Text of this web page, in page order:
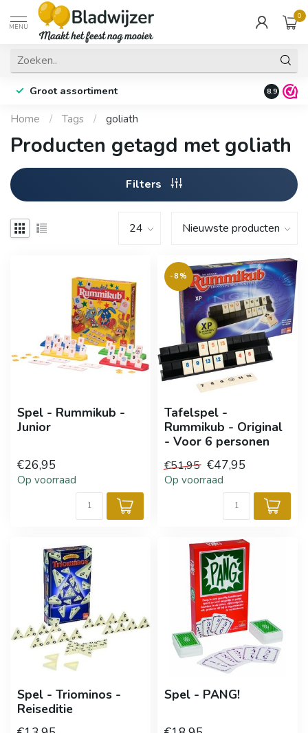
MENU
0
Groot assortiment Fysieke
8.9
Home / Tags / goliath
Producten getagd met goliath
Filters
Spel - Rummikub -
Junior
€26,95
Op voorraad
-8%
Tafelspel -
Rummikub - Original
- Voor 6 personen
€51,95 €47,95
Op voorraad
Spel - Triominos -
Reiseditie
Spel - PANG!